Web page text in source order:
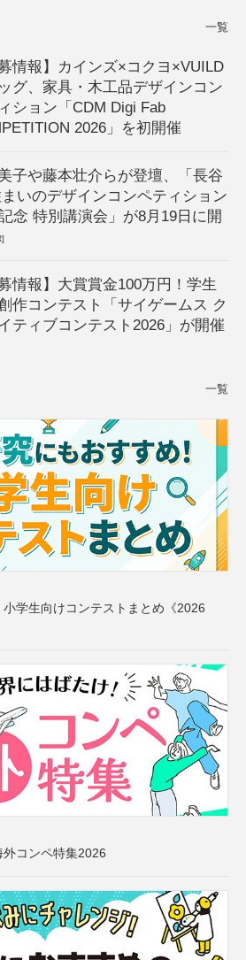
一覧
募情報】カインズ×コクヨ×VUILD
グ、家具・木工品デザインコン
ション「CDM Digi Fab
2026」を初開催
子や藤本壮介らが登壇、「長谷
いのデザインコンペティション
念 特別講演会」が8月19日に開
募情報】大賞賞金100万円！学生
作コンテスト「サイゲームス ク
ティブコンテスト2026」が開催
一覧
学生向けコンテストまとめ《2026
コンペ特集2026